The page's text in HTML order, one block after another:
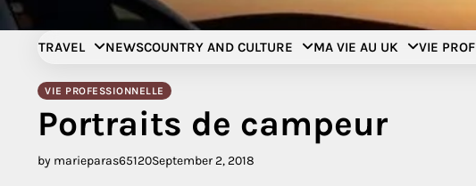
Skip
to
contentTRAVEL NEWSCOUNTRY AND CULTURE MA VIE AU UK VIE
VIE PROFESSIONNELLE
Portraits de campeur
by marieparas65120September 2, 2018